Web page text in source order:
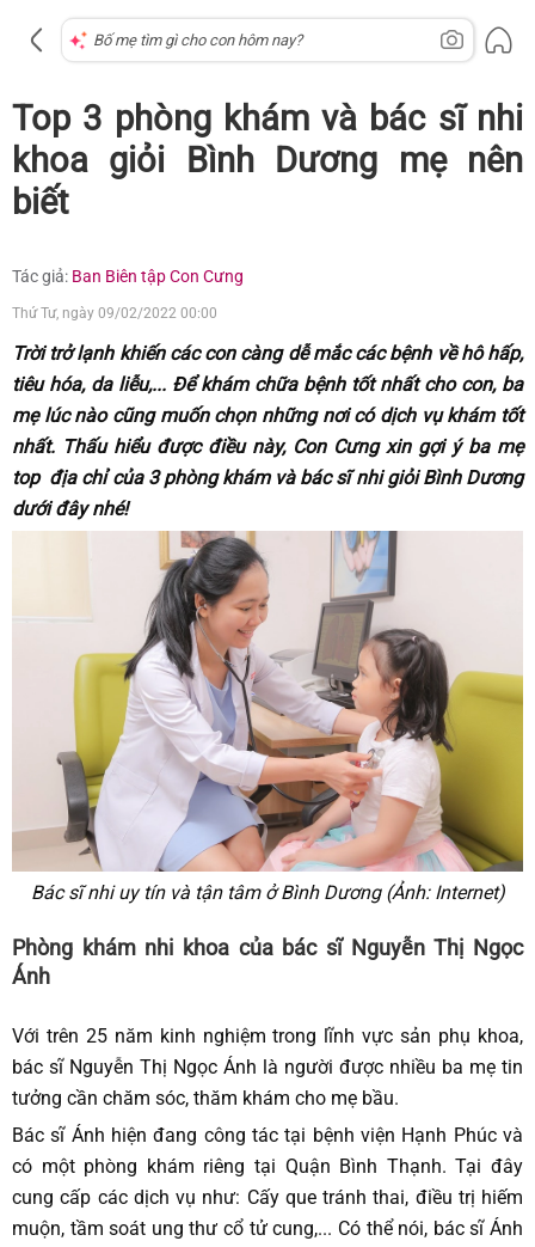
Top 3 phòng khám và bác sĩ nhi
khoa giỏi Bình Dương mẹ nên
biết
Tác giả: Ban Biên tập Con Cưng
Thứ Tư, ngày 09/02/2022 00:00
Trời trở lạnh khiến các con càng dễ mắc các bệnh về hô hấp,
tiêu hóa, da liễu,... Để khám chữa bệnh tốt nhất cho con, ba
mẹ lúc nào cũng muốn chọn những nơi có dịch vụ khám tốt
nhất. Thấu hiểu được điều này, Con Cưng xin gợi ý ba mẹ
top địa chỉ của 3 phòng khám và bác sĩ nhi giỏi Bình Dương
dưới đây nhé!
Bác sĩ nhi uy tín và tận tâm ở Bình Dương (Ảnh: Internet)
Phòng khám nhi khoa của bác sĩ Nguyễn Thị Ngọc
Ánh
Với trên 25 năm kinh nghiệm trong lĩnh vực sản phụ khoa,
bác sĩ Nguyễn Thị Ngọc Ánh là người được nhiều ba mẹ tin
tưởng cần chăm sóc, thăm khám cho mẹ bầu.
Bác sĩ Ánh hiện đang công tác tại bệnh viện Hạnh Phúc và
có một phòng khám riêng tại Quận Bình Thạnh. Tại đây
cung cấp các dịch vụ như: Cấy que tránh thai, điều trị hiếm
muộn, tầm soát ung thư cổ tử cung,... Có thể nói, bác sĩ Ánh